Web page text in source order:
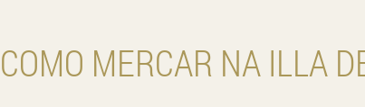
COMO MERCAR NA ILLA